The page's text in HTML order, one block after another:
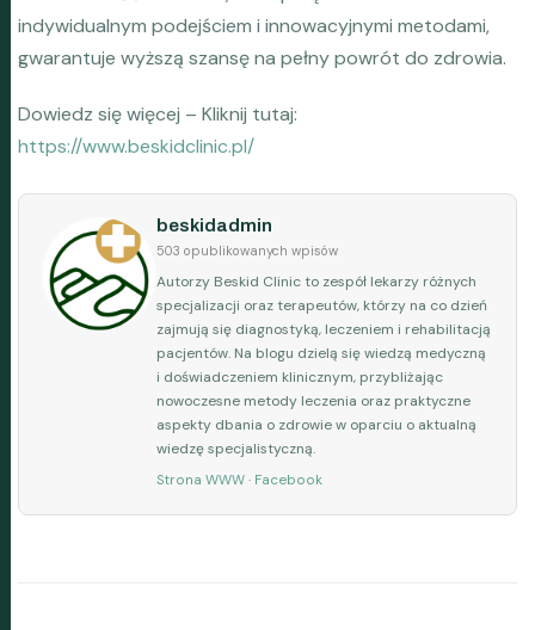
indywidualnym podejściem i innowacyjnymi metodami,
gwarantuje wyższą szansę na pełny powrót do zdrowia.
Dowiedz się więcej – Kliknij tutaj:
https://www.beskidclinic.pl/
beskidadmin
503 opublikowanych wpisów
Autorzy Beskid Clinic to zespół lekarzy różnych
specjalizacji oraz terapeutów, którzy na co dzień
zajmują się diagnostyką, leczeniem i rehabilitacją
pacjentów. Na blogu dzielą się wiedzą medyczną
i doświadczeniem klinicznym, przybliżając
nowoczesne metody leczenia oraz praktyczne
aspekty dbania o zdrowie w oparciu o aktualną
wiedzę specjalistyczną.
Strona WWW · Facebook